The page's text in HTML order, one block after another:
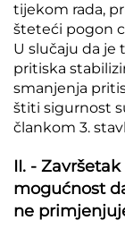
tijekom rada,
šteteći pogon
U slučaju da je
pritiska
smanjenja
štiti sigurnost
člankom 3.
II. -
mogućnost
ne